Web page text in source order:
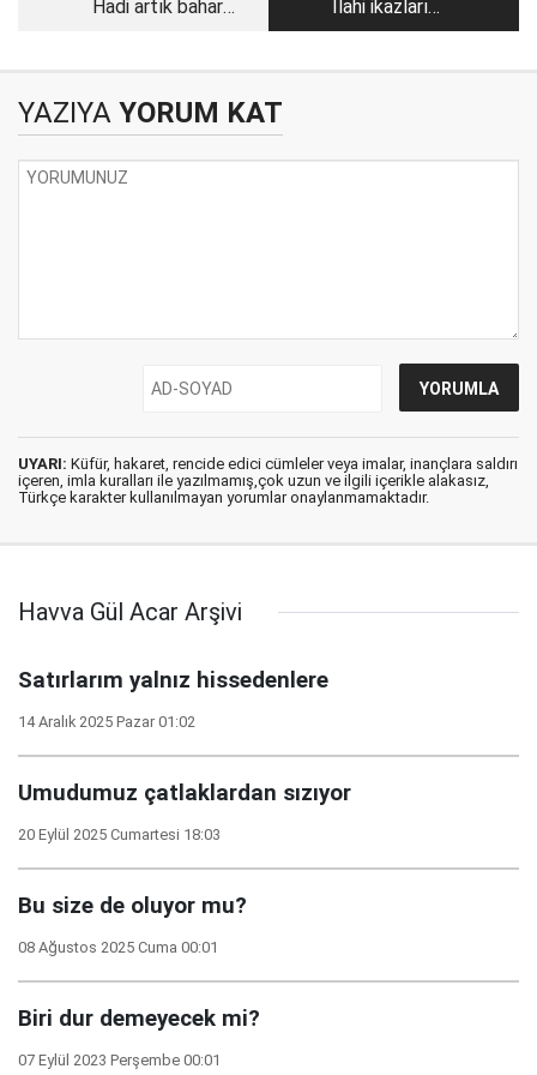
Hadi artık bahar
İlahi ikazları
haykırmaktan
YAZIYA YORUM KAT
UYARI: Küfür, hakaret, rencide edici cümleler veya imalar, inançlara saldırı
içeren, imla kuralları ile yazılmamış,çok uzun ve ilgili içerikle alakasız,
Türkçe karakter kullanılmayan yorumlar onaylanmamaktadır.
Havva Gül Acar Arşivi
Satırlarım yalnız hissedenlere
14 Aralık 2025 Pazar 01:02
Umudumuz çatlaklardan sızıyor
20 Eylül 2025 Cumartesi 18:03
Bu size de oluyor mu?
08 Ağustos 2025 Cuma 00:01
Biri dur demeyecek mi?
07 Eylül 2023 Perşembe 00:01